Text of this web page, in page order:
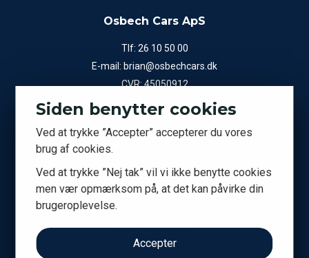
Osbech Cars ApS
Tlf: 26 10 50 00
E-mail: brian@osbechcars.dk
CVR: 45050912
Showroom
Kontor
2791 Dragør
Siden benytter cookies
Ved at trykke ”Accepter” accepterer du vores
brug af cookies.
Ved at trykke ”Nej tak” vil vi ikke benytte cookies
men vær opmærksom på, at det kan påvirke din
brugeroplevelse.
Accepter